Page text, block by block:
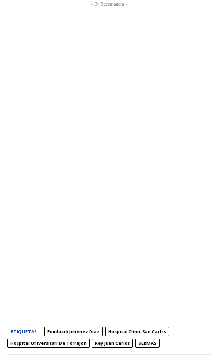
- Et Recomanem -
ETIQUETAS Fundació Jiménez Díaz
Hospital Clínic San Carlos
Hospital Universitari De Torrejón
Rey Juan Carlos SERMAS